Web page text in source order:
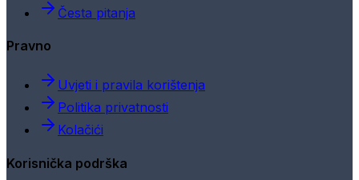
Česta pitanja
Pravno
Uvjeti i pravila korištenja
Politika privatnosti
Kolačići
Korisnička podrška